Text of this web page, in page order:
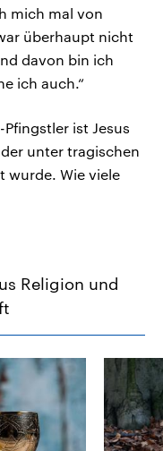
mich mal von
überhaupt nicht
davon bin ich
ich auch.“
ist Jesus
unter tragischen
wurde. Wie viele
Religion und